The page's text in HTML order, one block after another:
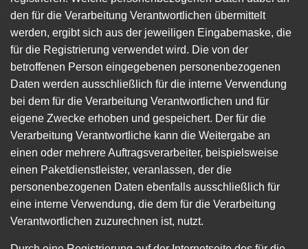
den für die Verarbeitung Verantwortlichen übermittelt
werden, ergibt sich aus der jeweiligen Eingabemaske, die
für die Registrierung verwendet wird. Die von der
betroffenen Person eingegebenen personenbezogenen
Daten werden ausschließlich für die interne Verwendung
bei dem für die Verarbeitung Verantwortlichen und für
eigene Zwecke erhoben und gespeichert. Der für die
Verarbeitung Verantwortliche kann die Weitergabe an
einen oder mehrere Auftragsverarbeiter, beispielsweise
einen Paketdienstleister, veranlassen, der die
personenbezogenen Daten ebenfalls ausschließlich für
eine interne Verwendung, die dem für die Verarbeitung
Verantwortlichen zuzurechnen ist, nutzt.